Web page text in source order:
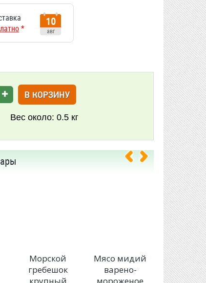
*
10
авг
В КОРЗИНУ
Вес около: 0.5 кг
Морской
гребешок
Мясо мидий
варено-
мидии